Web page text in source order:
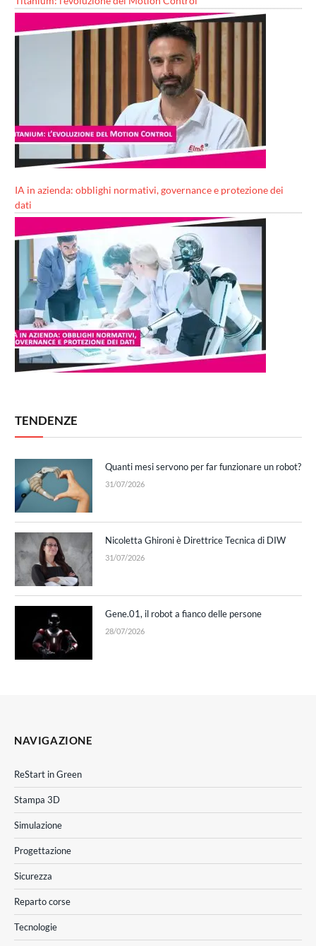
IA in azienda: obblighi normativi, governance e protezione dei
dati
TENDENZE
Quanti mesi servono per far funzionare un robot?
31/07/2026
Nicoletta Ghironi è Direttrice Tecnica di DIW
31/07/2026
Gene.01, il robot a fianco delle persone
28/07/2026
NAVIGAZIONE
ReStart in Green
Stampa 3D
Simulazione
Progettazione
Sicurezza
Reparto corse
Tecnologie